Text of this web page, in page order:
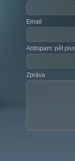
Email
Antispam: pět
Zpráva